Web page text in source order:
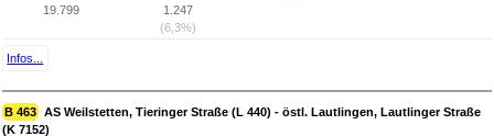
19.799
1.247
(6,3%)
Infos...
B 463 AS Weilstetten, Tieringer Straße (L 440) - östl. Lautlingen, Lautlinger Straße
(K 7152)